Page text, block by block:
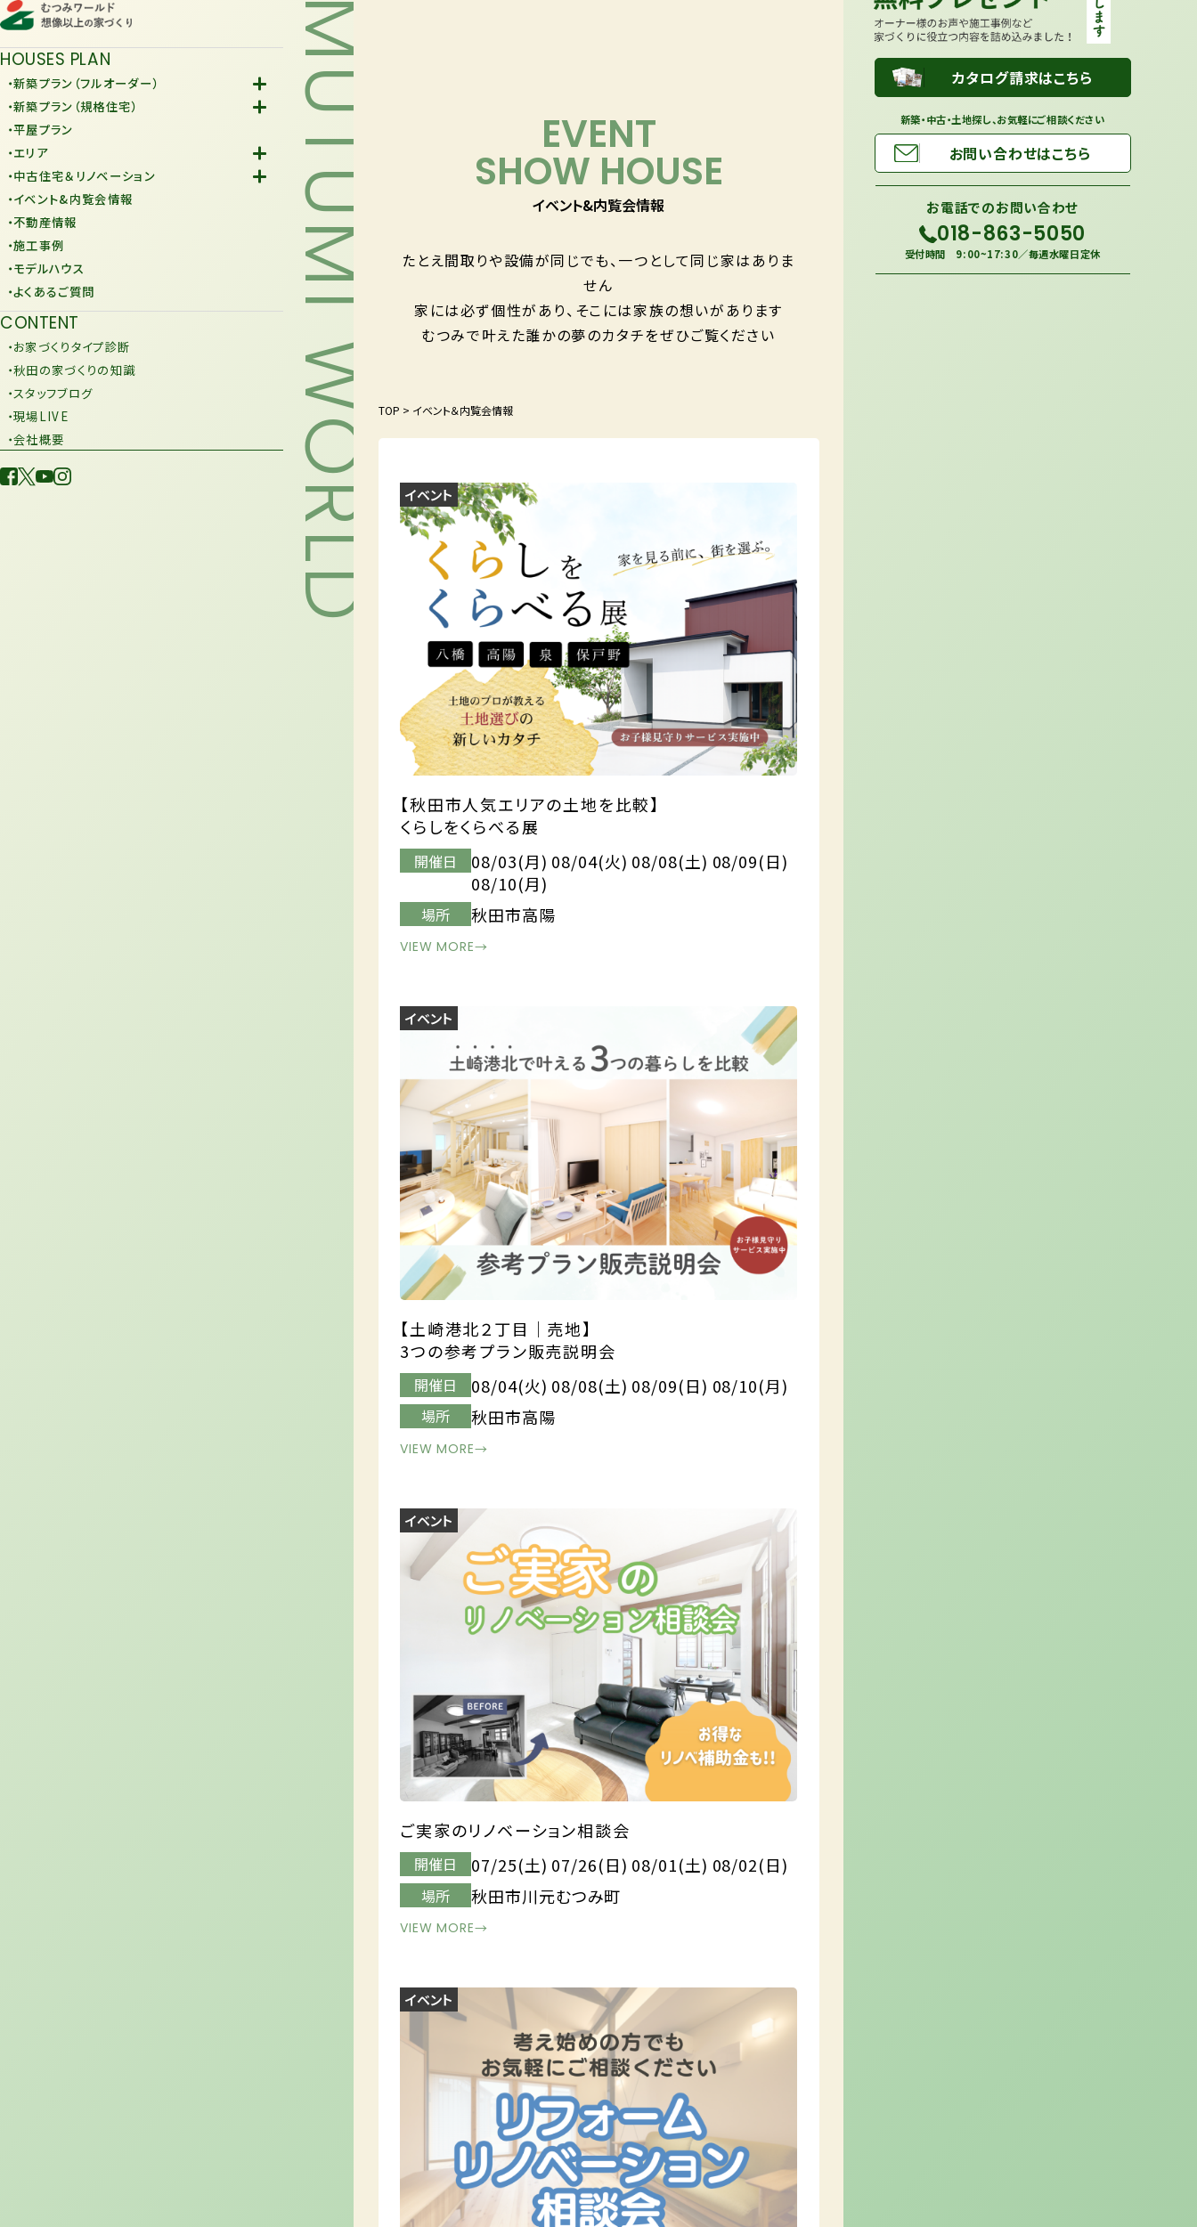
HOUSES PLAN
・新築プラン（フルオーダー）
-Fiore
・新築プラン（規格住宅）
-規格住宅
-KURAFIT
-JiU
・平屋プラン
・エリア
-潟上市
-由利本荘市
・中古住宅＆リノベーション
-中古住宅
-リノベーション
・イベント&内覧会情報
・不動産情報
・施工事例
・モデルハウス
・よくあるご質問
CONTENT
・お家づくりタイプ診断
・秋田の家づくりの知識
・スタッフブログ
・現場LIVE
・会社概要
MUTUMI WORLD カタログ請求はこちら
新築・中古・土地探し、お気軽にご相談ください
お問い合わせはこちら
お電話でのお問い合わせ
018-863-5050
受付時間 9:00~17:30／毎週水曜日定休
EVENT
SHOW HOUSE
イベント&内覧会情報
たとえ間取りや設備が同じでも、一つとして同じ家はありま
せん
家には必ず個性があり、 そこには家族の想いがあります
むつみで叶えた誰かの夢のカタチをぜひご覧ください
TOP > イベント＆内覧会情報
イベント
【秋田市人気エリアの土地を比較】
くらしをくらべる展
開催日
08/03(月) 08/04(火) 08/08(土) 08/09(日)
08/10(月)
場所 秋田市高陽
VIEW MORE→
イベント
【土崎港北２丁目│売地】
3つの参考プラン販売説明会
開催日 08/04(火) 08/08(土) 08/09(日) 08/10(月)
場所 秋田市高陽
VIEW MORE→
イベント
ご実家のリノベーション相談会
開催日 07/25(土) 07/26(日) 08/01(土) 08/02(日)
場所 秋田市川元むつみ町
VIEW MORE→
イベント